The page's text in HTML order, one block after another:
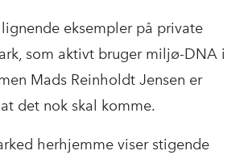
eksempler på private
som aktivt bruger miljø-DNA i
Mads Reinholdt Jensen er
det nok skal komme.
herhjemme viser stigende